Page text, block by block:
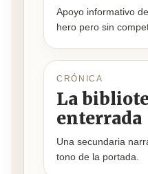
Apoyo informativo
hero pero sin
CRÓNICA
La
enterrada
Una secundaria
tono de la portada.